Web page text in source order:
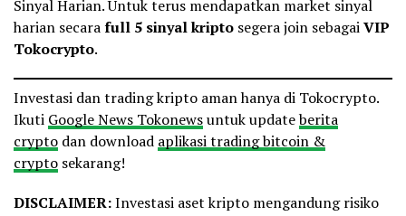
Sinyal Harian. Untuk terus mendapatkan market sinyal
harian secarafull 5 sinyalkripto segera join sebagaiVIP
Tokocrypto.
Investasi dan trading kripto aman hanya di Tokocrypto.
Ikuti Google News Tokonewsuntuk updateberita
crypto dan download aplikasi trading bitcoin &
crypto sekarang!
DISCLAIMER:Investasi aset kripto mengandung risiko